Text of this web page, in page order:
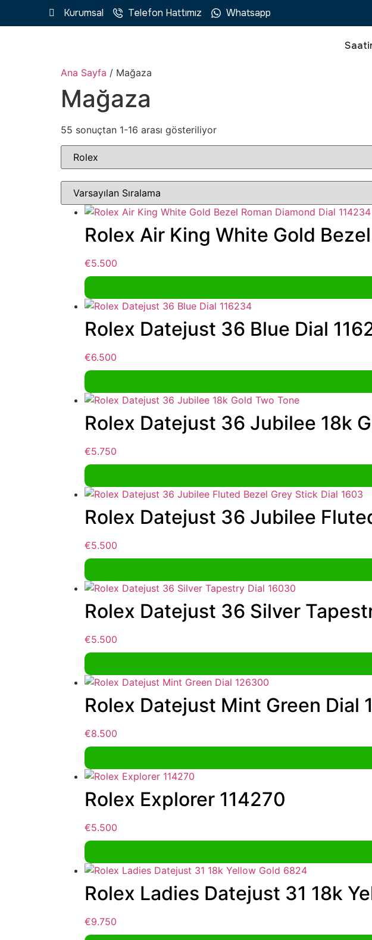
Kurumsal Telefon Hattımız Whatsapp
Ana Sayfa / Mağaza
Mağaza
55 sonuçtan 1-16 arası gösteriliyor
Rolex Air King White Gold
€5.500
Rolex Datejust 36 Blue Dial
€6.500
Rolex Datejust 36 Jubilee 18k
€5.750
Rolex Datejust 36 Jubilee
€5.500
Rolex Datejust 36 Silver
€5.500
Rolex Datejust Mint Green Dial
€8.500
Rolex Explorer 114270
€5.500
Rolex Ladies Datejust 31 18k
€9.750